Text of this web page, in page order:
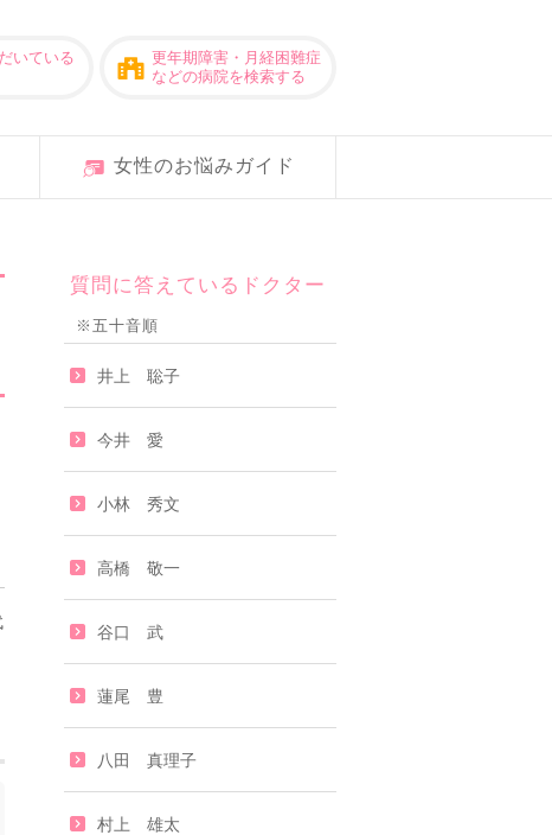
いている
更年期障害・月経困難症
などの病院を検索する
女性のお悩みガイド
質問に答えているドクター
※五十音順
井上 聡子
今井 愛
小林 秀文
高橋 敬一
谷口 武
蓮尾 豊
八田 真理子
村上 雄太